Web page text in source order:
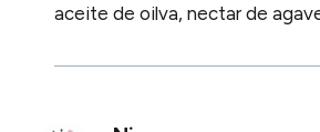
aceite de oilva, nectar de